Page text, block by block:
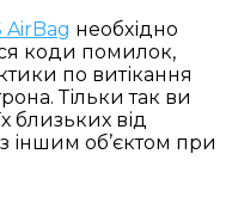
AirBag необхідно
коди помилок,
по витікання
Тільки так ви
близьких від
іншим об’єктом при